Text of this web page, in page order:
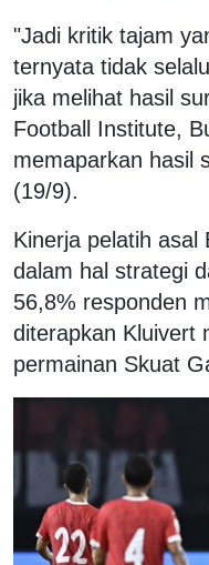
"Jadi kritik tajam
ternyata tidak
jika melihat hasil
Football Institute,
memaparkan hasil
(19/9).
Kinerja pelatih asal
dalam hal strategi
56,8% responden
diterapkan Kluivert
permainan Skuat